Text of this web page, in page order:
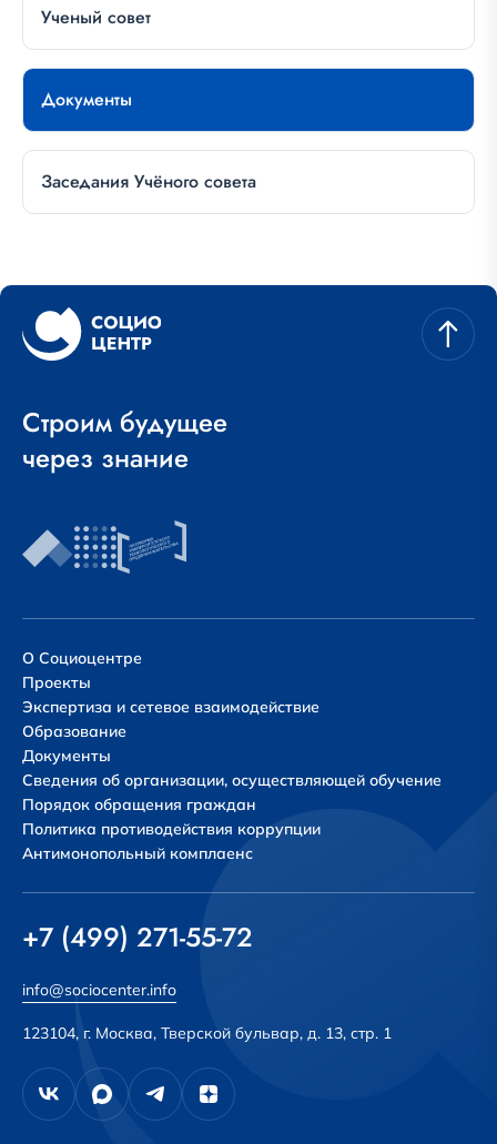
Ученый совет
Документы
Заседания Учёного совета
Строим будущее
через знание
О Социоцентре
Проекты
Экспертиза и сетевое взаимодействие
Образование
Документы
Сведения об организации, осуществляющей обучение
Порядок обращения граждан
Политика противодействия коррупции
Антимонопольный комплаенс
+7 (499) 271-55-72
info@sociocenter.info
123104, г. Москва, Тверской бульвар, д. 13, стр. 1